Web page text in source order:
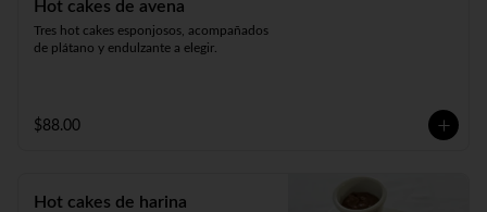
Hot cakes de avena
Tres hot cakes esponjosos, acompañados
de plátano y endulzante a elegir.
$88.00
Hot cakes de harina